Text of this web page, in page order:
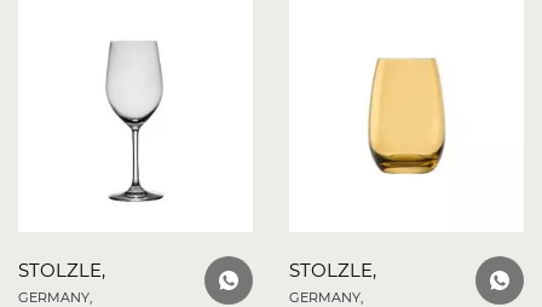
STOLZLE,
GERMANY,
STOLZLE,
GERMANY,